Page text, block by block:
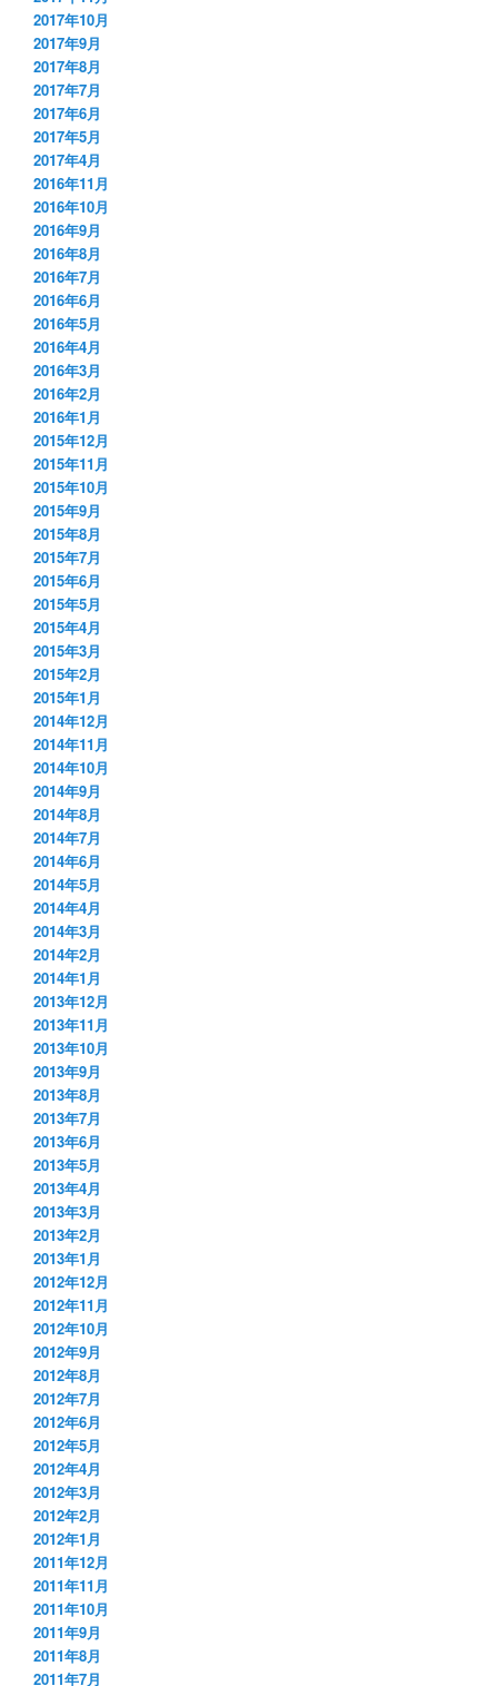
2017年10月
2017年9月
2017年8月
2017年7月
2017年6月
2017年5月
2017年4月
2016年11月
2016年10月
2016年9月
2016年8月
2016年7月
2016年6月
2016年5月
2016年4月
2016年3月
2016年2月
2016年1月
2015年12月
2015年11月
2015年10月
2015年9月
2015年8月
2015年7月
2015年6月
2015年5月
2015年4月
2015年3月
2015年2月
2015年1月
2014年12月
2014年11月
2014年10月
2014年9月
2014年8月
2014年7月
2014年6月
2014年5月
2014年4月
2014年3月
2014年2月
2014年1月
2013年12月
2013年11月
2013年10月
2013年9月
2013年8月
2013年7月
2013年6月
2013年5月
2013年4月
2013年3月
2013年2月
2013年1月
2012年12月
2012年11月
2012年10月
2012年9月
2012年8月
2012年7月
2012年6月
2012年5月
2012年4月
2012年3月
2012年2月
2012年1月
2011年12月
2011年11月
2011年10月
2011年9月
2011年8月
2011年7月